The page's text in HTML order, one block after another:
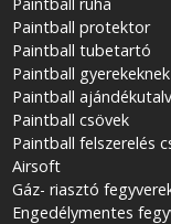
Paintball protektor
Paintball tubetartó
Paintball gyerekeknek
Paintball
Paintball csövek
Paintball felszerelés
Airsoft
Gáz- riasztó
Engedélymentes